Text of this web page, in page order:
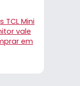
TCL Mini
vale
em